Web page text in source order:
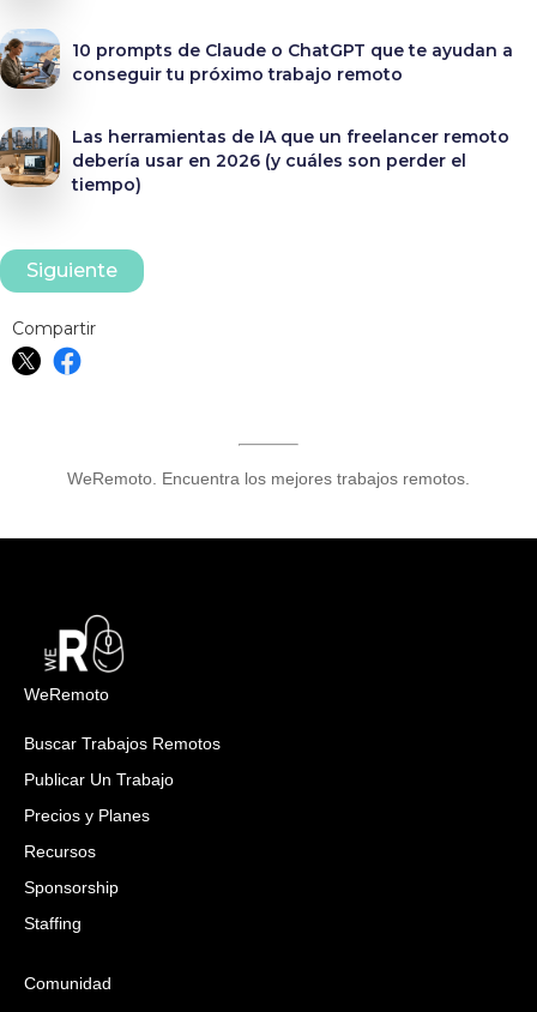
10 prompts de Claude o ChatGPT que te ayudan a
conseguir tu próximo trabajo remoto
Las herramientas de IA que un freelancer remoto
debería usar en 2026 (y cuáles son perder el
tiempo)
Siguiente
Compartir
WeRemoto. Encuentra los mejores trabajos remotos.
WeRemoto
Buscar Trabajos Remotos
Publicar Un Trabajo
Precios y Planes
Recursos
Sponsorship
Staffing
Comunidad